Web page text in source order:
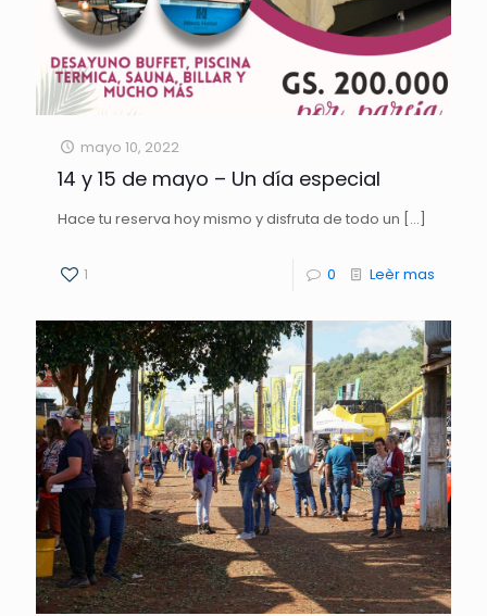
mayo 10, 2022
14 y 15 de mayo – Un día especial
Hace tu reserva hoy mismo y disfruta de todo un […]
1 0 Leèr mas